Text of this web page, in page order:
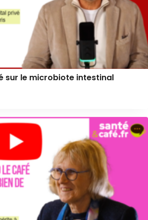
sur le microbiote intestinal